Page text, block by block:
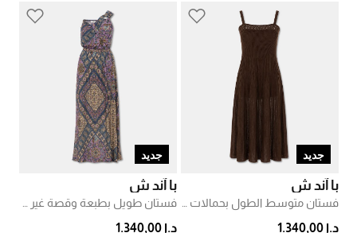
جديد
با آند ش
د.إ 1.340,00
جديد
با آند ش
د.إ 1.340,00